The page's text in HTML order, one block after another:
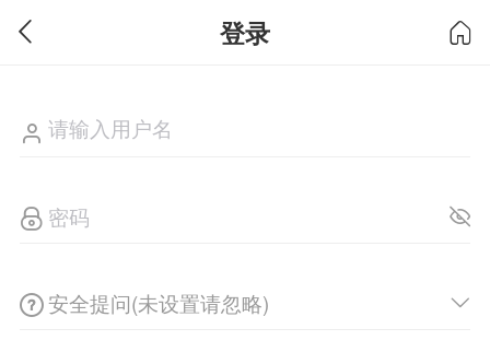
登录
安全提问(未设置请忽略)